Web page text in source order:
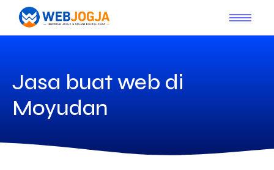
Jasa buat web di
Moyudan